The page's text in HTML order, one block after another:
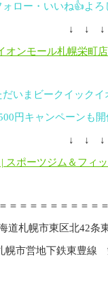
ォロー・いいね👍よ
↓ ↓ ↓
オンモール札幌栄町
だいまビークイック
円キャンペーンも
↓ ↓ ↓
スポーツジム＆フィ
＝＝＝＝＝＝＝＝＝
道札幌市東区北42条
幌市営地下鉄東豊線